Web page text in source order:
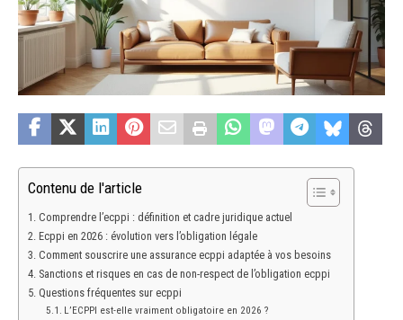
Contenu de l'article
Comprendre l’ecppi : définition et cadre juridique actuel
Ecppi en 2026 : évolution vers l’obligation légale
Comment souscrire une assurance ecppi adaptée à vos besoins
Sanctions et risques en cas de non-respect de l’obligation ecppi
Questions fréquentes sur ecppi
L’ECPPI est-elle vraiment obligatoire en 2026 ?